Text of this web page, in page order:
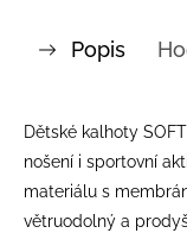
Popis
Dětské kalhoty
nošení i sportovní
materiálu s
větruodolný a